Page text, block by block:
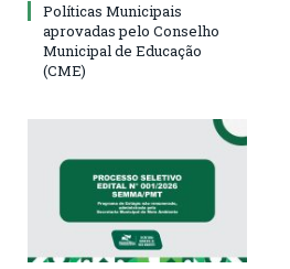
Políticas Municipais
aprovadas pelo Conselho
Municipal de Educação
(CME)